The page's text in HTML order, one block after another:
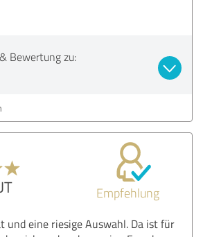
Bewertung zu:
Empfehlung
und eine riesige Auswahl. Da ist für